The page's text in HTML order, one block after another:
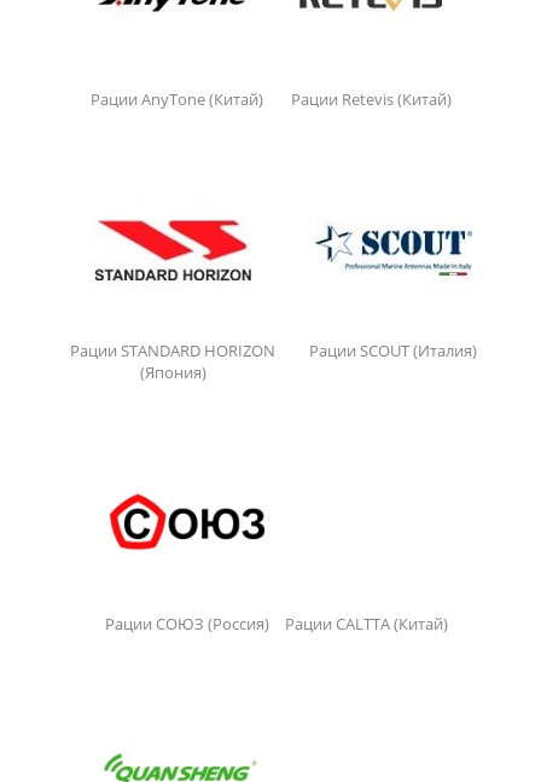
Рации AnyTone (Китай) Рации Retevis (Китай)
Рации STANDARD HORIZON
(Япония)
Рации SCOUT (Италия)
Рации СОЮЗ (Россия) Рации CALTTA (Китай)